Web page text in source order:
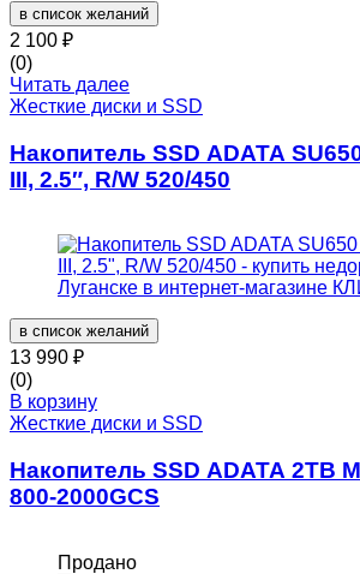
в список желаний
2 100 ₽
(0)
Читать далее
Жесткие диски и SSD
Накопитель SSD ADATA
III, 2.5″, R/W 520/450
в список желаний
13 990 ₽
(0)
В корзину
Жесткие диски и SSD
Накопитель SSD ADATA 2TB
800-2000GCS
Продано